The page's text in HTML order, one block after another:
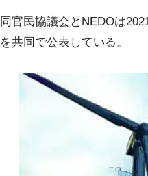
同官民協議会とNEDOは
を共同で公表している。